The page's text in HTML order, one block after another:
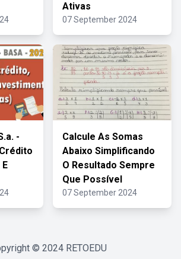
Ativas
07 September 2024
-
Calcule As Somas
Abaixo Simplificando
O Resultado Sempre
Que Possível
07 September 2024
© 2024 RETOEDU